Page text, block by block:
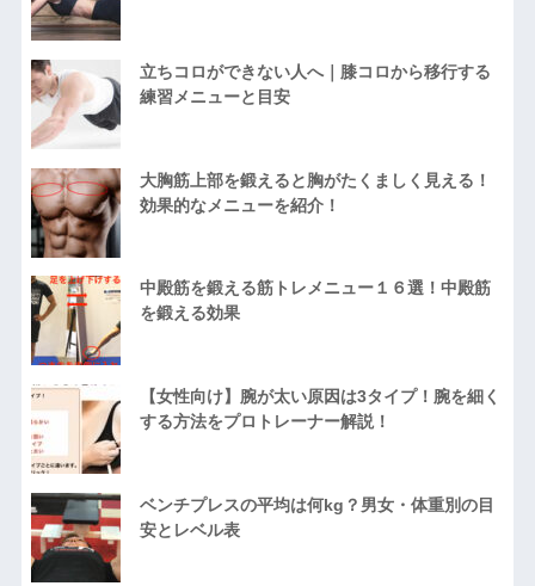
立ちコロができない人へ｜膝コロから移行する
練習メニューと目安
大胸筋上部を鍛えると胸がたくましく見える！
効果的なメニューを紹介！
中殿筋を鍛える筋トレメニュー１６選！中殿筋
を鍛える効果
【女性向け】腕が太い原因は3タイプ！腕を細く
する方法をプロトレーナー解説！
ベンチプレスの平均は何kg？男女・体重別の目
安とレベル表